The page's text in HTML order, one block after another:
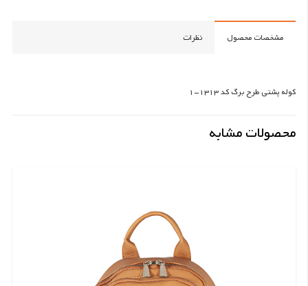
مشخصات محصول نظرات
کوله پشتی طرح برگ کد 1313-1
محصولات مشابه